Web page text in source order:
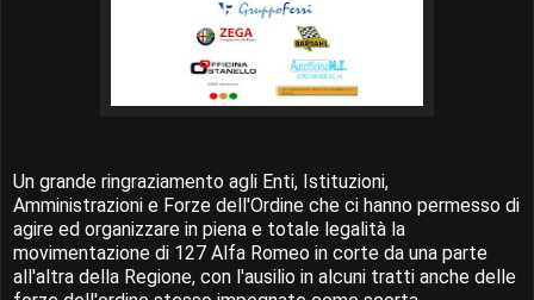
Un grande ringraziamento agli Enti, Istituzioni,
Amministrazioni e Forze dell'Ordine che ci hanno permesso di
agire ed organizzare in piena e totale legalità la
movimentazione di 127 Alfa Romeo in corte da una parte
all'altra della Regione, con l'ausilio in alcuni tratti anche delle